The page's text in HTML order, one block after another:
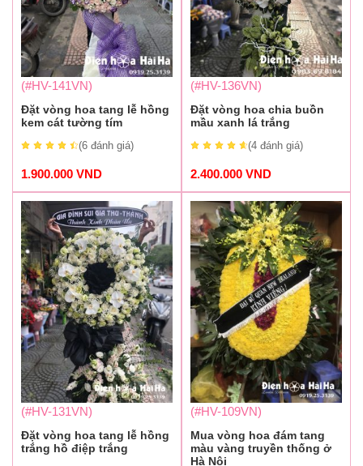
(#HV-141VN)
Đặt vòng hoa tang lễ hồng
kem cát tường tím
(6 đánh giá)
1.900.000 VND
(#HV-136VN)
Đặt vòng hoa chia buồn
mầu xanh lá trắng
(4 đánh giá)
2.400.000 VND
(#HV-131VN)
Đặt vòng hoa tang lễ hồng
trắng hồ điệp trắng
(#HV-109VN)
Mua vòng hoa đám tang
màu vàng truyền thống ở
Hà Nội